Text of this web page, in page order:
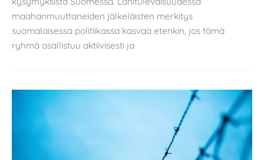
maahanmuuttaneiden jälkeläisten merkitys
suomalaisessa politiikassa kasvaa etenkin, jos tämä
ryhmä osallistuu aktiivisesti ja